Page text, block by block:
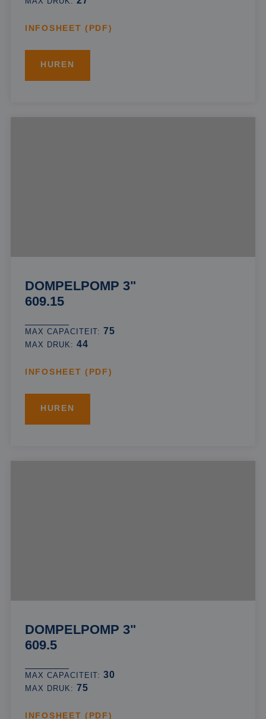
INFOSHEET (PDF)
HUREN
DOMPELPOMP 3"
609.15
MAX CAPACITEIT: 75
MAX DRUK: 44
INFOSHEET (PDF)
HUREN
DOMPELPOMP 3"
609.5
MAX CAPACITEIT:30
MAX DRUK: 75
INFOSHEET (PDF)